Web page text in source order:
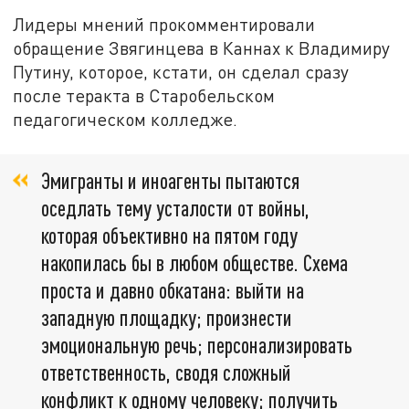
Лидеры мнений прокомментировали
обращение Звягинцева в Каннах к Владимиру
Путину, которое, кстати, он сделал сразу
после теракта в Старобельском
педагогическом колледже.
Эмигранты и иноагенты пытаются
оседлать тему усталости от войны,
которая объективно на пятом году
накопилась бы в любом обществе. Схема
проста и давно обкатана: выйти на
западную площадку; произнести
эмоциональную речь; персонализировать
ответственность, сводя сложный
конфликт к одному человеку; получить